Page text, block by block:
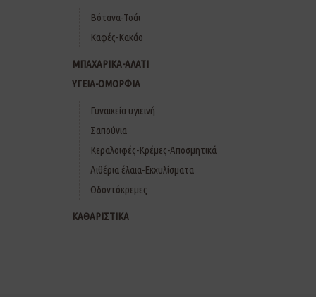
Βότανα-Τσάι
Καφές-Κακάο
ΜΠΑΧΑΡΙΚΑ-ΑΛΑΤΙ
ΥΓΕΙΑ-ΟΜΟΡΦΙΑ
Γυναικεία υγιεινή
Σαπούνια
Κεραλοιφές-Κρέμες-Αποσμητικά
Αιθέρια έλαια-Εκχυλίσματα
Οδοντόκρεμες
ΚΑΘΑΡΙΣΤΙΚΑ